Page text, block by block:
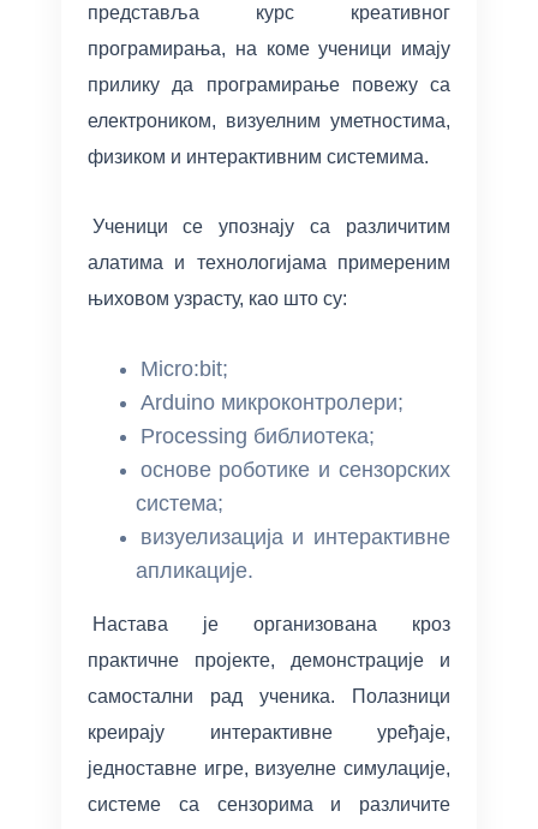
представља курс креативног
програмирања, на коме ученици имају
прилику да програмирање повежу са
електроником, визуелним уметностима,
физиком и интерактивним системима.
Ученици се упознају са различитим
алатима и технологијама примереним
њиховом узрасту, као што су:
Micro:bit;
Arduino микроконтролери;
Processing библиотека;
основе роботике и сензорских
система;
визуелизација и интерактивне
апликације.
Настава је организована кроз
практичне пројекте, демонстрације и
самостални рад ученика. Полазници
креирају интерактивне уређаје,
једноставне игре, визуелне симулације,
системе са сензорима и различите